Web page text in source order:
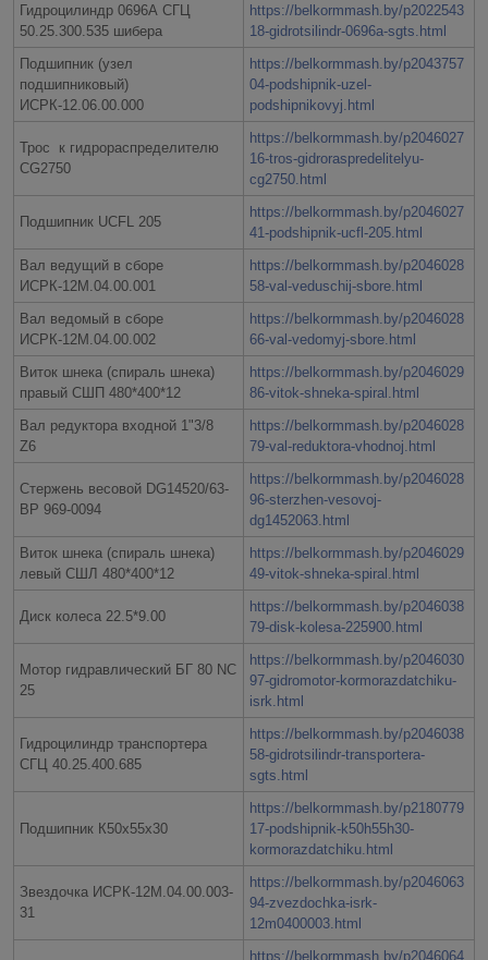
Гидроцилиндр 0696А СГЦ
50.25.300.535 шибера
https://belkormmash.by/p2022543
18-gidrotsilindr-0696a-sgts.html
Подшипник (узел
подшипниковый)
ИСРК-12.06.00.000
https://belkormmash.by/p2043757
04-podshipnik-uzel-
podshipnikovyj.html
Трос к гидрораспределителю
CG2750
https://belkormmash.by/p2046027
16-tros-gidroraspredelitelyu-
cg2750.html
Подшипник UCFL 205
https://belkormmash.by/p2046027
41-podshipnik-ucfl-205.html
Вал ведущий в сборе
ИСРК-12М.04.00.001
https://belkormmash.by/p2046028
58-val-veduschij-sbore.html
Вал ведомый в сборе
ИСРК-12М.04.00.002
https://belkormmash.by/p2046028
66-val-vedomyj-sbore.html
Виток шнека (спираль шнека)
правый СШП 480*400*12
https://belkormmash.by/p2046029
86-vitok-shneka-spiral.html
Вал редуктора входной 1"3/8
Z6
https://belkormmash.by/p2046028
79-val-reduktora-vhodnoj.html
Стержень весовой DG14520/63-
ВР 969-0094
https://belkormmash.by/p2046028
96-sterzhen-vesovoj-
dg1452063.html
Виток шнека (спираль шнека)
левый СШЛ 480*400*12
https://belkormmash.by/p2046029
49-vitok-shneka-spiral.html
Диск колеса 22.5*9.00
https://belkormmash.by/p2046038
79-disk-kolesa-225900.html
Мотор гидравлический БГ 80 NC
25
https://belkormmash.by/p2046030
97-gidromotor-kormorazdatchiku-
isrk.html
Гидроцилиндр транспортера
СГЦ 40.25.400.685
https://belkormmash.by/p2046038
58-gidrotsilindr-transportera-
sgts.html
Подшипник К50х55х30
https://belkormmash.by/p2180779
17-podshipnik-k50h55h30-
kormorazdatchiku.html
Звездочка ИСРК-12М.04.00.003-
31
https://belkormmash.by/p2046063
94-zvezdochka-isrk-
12m0400003.html
https://belkormmash.by/p2046064